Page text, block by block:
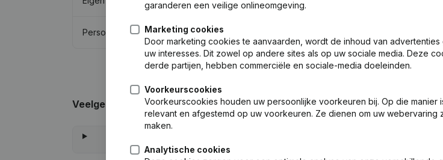
Personeel
Veelgestelde vragen
garanderen een veilige onlineomgeving.
Marketing cookies
Door marketing cookies te aanvaarden, wordt de inhoud van
uw interesses. Dit zowel op andere sites als op uw sociale media. Deze
derde partijen, hebben commerciële en sociale-media doeleinden.
Voorkeurscookies
Voorkeurscookies houden uw persoonlijke voorkeuren bij. Op die manier
relevant en afgestemd op uw voorkeuren. Ze dienen om uw webervaring
maken.
Analytische cookies